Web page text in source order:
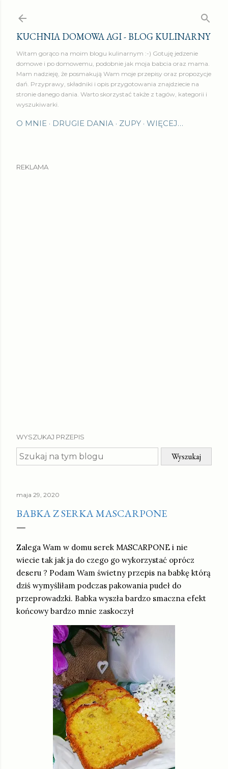
KUCHNIA DOMOWA AGI - BLOG KULINARNY
Witam gorąco na moim blogu kulinarnym :-) Gotuję jedzenie
domowe i po domowemu, podobnie jak moja babcia oraz mama.
Mam nadzieję, że posmakują Wam moje przepisy oraz propozycje
dań. Przyprawy, składniki i opis przygotowania znajdziecie na
stronie danego dania. Warto skorzystać także z tagów, kategorii i
wyszukiwarki.
O MNIE DRUGIE DANIA ZUPY WIĘCEJ…
REKLAMA
WYSZUKAJ PRZEPIS
maja 29, 2020
BABKA Z SERKA MASCARPONE
Zalega Wam w domu serek MASCARPONE i nie
wiecie tak jak ja do czego go wykorzystać oprócz
deseru ? Podam Wam świetny przepis na babkę którą
dziś wymyśliłam podczas pakowania pudeł do
przeprowadzki. Babka wyszła bardzo smaczna efekt
końcowy bardzo mnie zaskoczył